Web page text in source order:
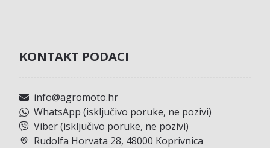
KONTAKT PODACI
info@agromoto.hr
WhatsApp (isključivo poruke, ne pozivi)
Viber (isključivo poruke, ne pozivi)
Rudolfa Horvata 28, 48000 Koprivnica